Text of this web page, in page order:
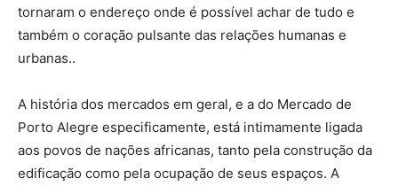
tornaram o endereço onde é possível achar de tudo e
também o coração pulsante das relações humanas e
urbanas..
A história dos mercados em geral, e a do Mercado de
Porto Alegre especificamente, está intimamente ligada
aos povos de nações africanas, tanto pela construção da
edificação como pela ocupação de seus espaços. A